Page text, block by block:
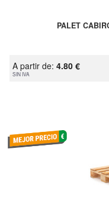
PALET
A partir de: 4.80 €
SIN IVA